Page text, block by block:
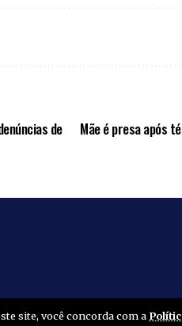
site, você concorda com a
de
Mãe é presa após